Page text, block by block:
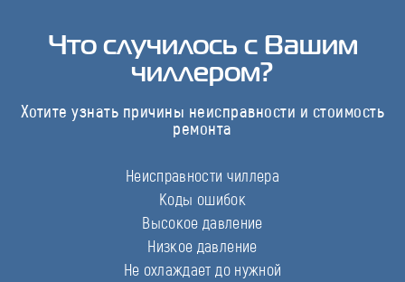
Что случилось с Вашим
чиллером?
Хотите узнать причины неисправности и стоимость
ремонта
Неисправности чиллера
Коды ошибок
Высокое давление
Низкое давление
Не охлаждает до нужной